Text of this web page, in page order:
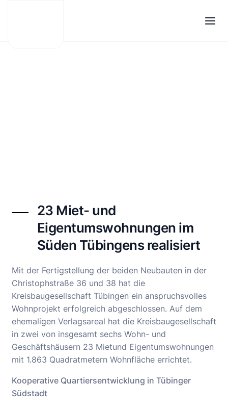
23 Miet- und
Eigentumswohnungen im
Süden Tübingens realisiert
Mit der Fertigstellung der beiden Neubauten in der
Christophstraße 36 und 38 hat die
Kreisbaugesellschaft Tübingen ein anspruchsvolles
Wohnprojekt erfolgreich abgeschlossen. Auf dem
ehemaligen Verlagsareal hat die Kreisbaugesellschaft
in zwei von insgesamt sechs Wohn- und
Geschäftshäusern 23 Mietund Eigentumswohnungen
mit 1.863 Quadratmetern Wohnfläche errichtet.
Kooperative Quartiersentwicklung in Tübinger
Südstadt